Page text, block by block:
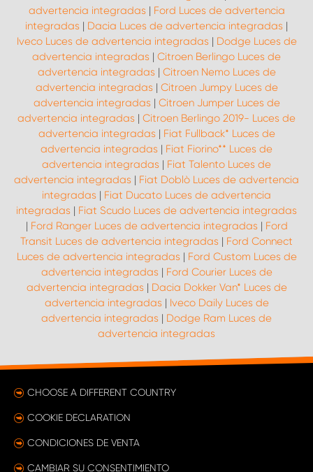
advertencia integradas | Ford Luces de advertencia
integradas | Dacia Luces de advertencia integradas |
Iveco Luces de advertencia integradas | Dodge Luces de
advertencia integradas | Citroen Berlingo Luces de
advertencia integradas | Citroen Nemo Luces de
advertencia integradas | Citroen Jumpy Luces de
advertencia integradas | Citroen Jumper Luces de
advertencia integradas | Citroen Berlingo 2019- Luces de
advertencia integradas | Fiat Fullback* Luces de
advertencia integradas | Fiat Fiorino** Luces de
advertencia integradas | Fiat Talento Luces de
advertencia integradas | Fiat Doblò Luces de advertencia
integradas | Fiat Ducato Luces de advertencia
integradas | Fiat Scudo Luces de advertencia integradas
| Ford Ranger Luces de advertencia integradas | Ford
Transit Luces de advertencia integradas | Ford Connect
Luces de advertencia integradas | Ford Custom Luces de
advertencia integradas | Ford Courier Luces de
advertencia integradas | Dacia Dokker Van* Luces de
advertencia integradas | Iveco Daily Luces de
advertencia integradas | Dodge Ram Luces de
advertencia integradas
CHOOSE A DIFFERENT COUNTRY
COOKIE DECLARATION
CONDICIONES DE VENTA
CAMBIAR SU CONSENTIMIENTO